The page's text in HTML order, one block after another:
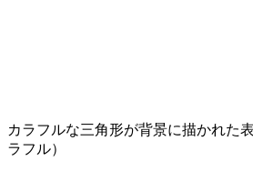
カラフルな三角形が背景に描かれた
ラフル）